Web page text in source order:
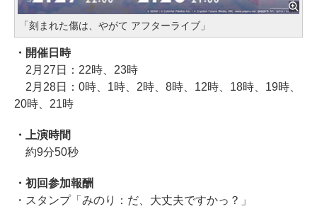
「刻まれた傷は、やがて アフターライブ」
・開催日時
2月27日：22時、23時
2月28日：0時、1時、2時、8時、12時、18時、19時、
20時、21時
・上演時間
約9分50秒
・初回参加報酬
・スタンプ「みのり：だ、大丈夫ですかっ？」